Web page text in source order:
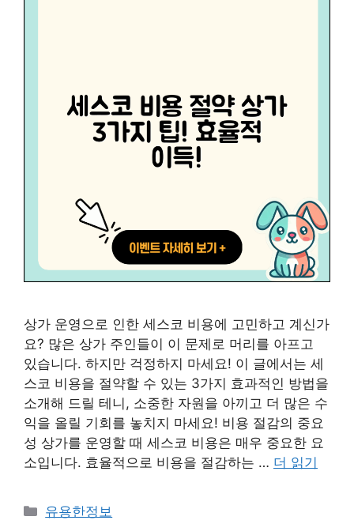
상가 운영으로 인한 세스코 비용에 고민하고 계신가
요? 많은 상가 주인들이 이 문제로 머리를 아프고
있습니다. 하지만 걱정하지 마세요! 이 글에서는 세
스코 비용을 절약할 수 있는 3가지 효과적인 방법을
소개해 드릴 테니, 소중한 자원을 아끼고 더 많은 수
익을 올릴 기회를 놓치지 마세요! 비용 절감의 중요
성 상가를 운영할 때 세스코 비용은 매우 중요한 요
소입니다. 효율적으로 비용을 절감하는 … 더 읽기
카
유용한정보